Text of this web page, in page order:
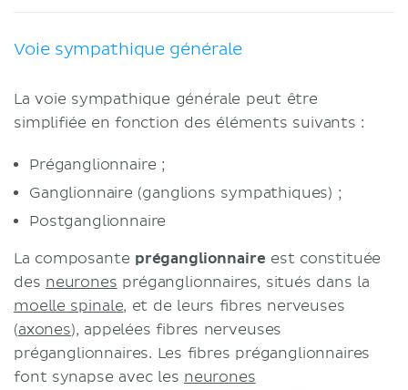
Voie sympathique générale
La voie sympathique générale peut être
simplifiée en fonction des éléments suivants :
Préganglionnaire ;
Ganglionnaire (ganglions sympathiques) ;
Postganglionnaire
La composante préganglionnaire est constituée
des neurones préganglionnaires, situés dans la
moelle spinale, et de leurs fibres nerveuses
(axones), appelées fibres nerveuses
préganglionnaires. Les fibres préganglionnaires
font synapse avec les neurones